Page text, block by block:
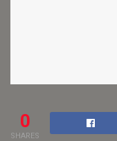
0
SHARES